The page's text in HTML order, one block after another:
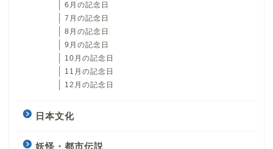
6月の記念日
7月の記念日
8月の記念日
9月の記念日
10月の記念日
11月の記念日
12月の記念日
日本文化
妖怪・都市伝説